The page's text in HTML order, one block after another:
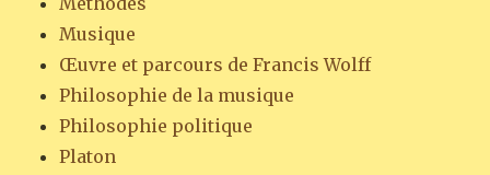
Musique
Œuvre et parcours de Francis Wolff
Philosophie de la musique
Philosophie politique
Platon